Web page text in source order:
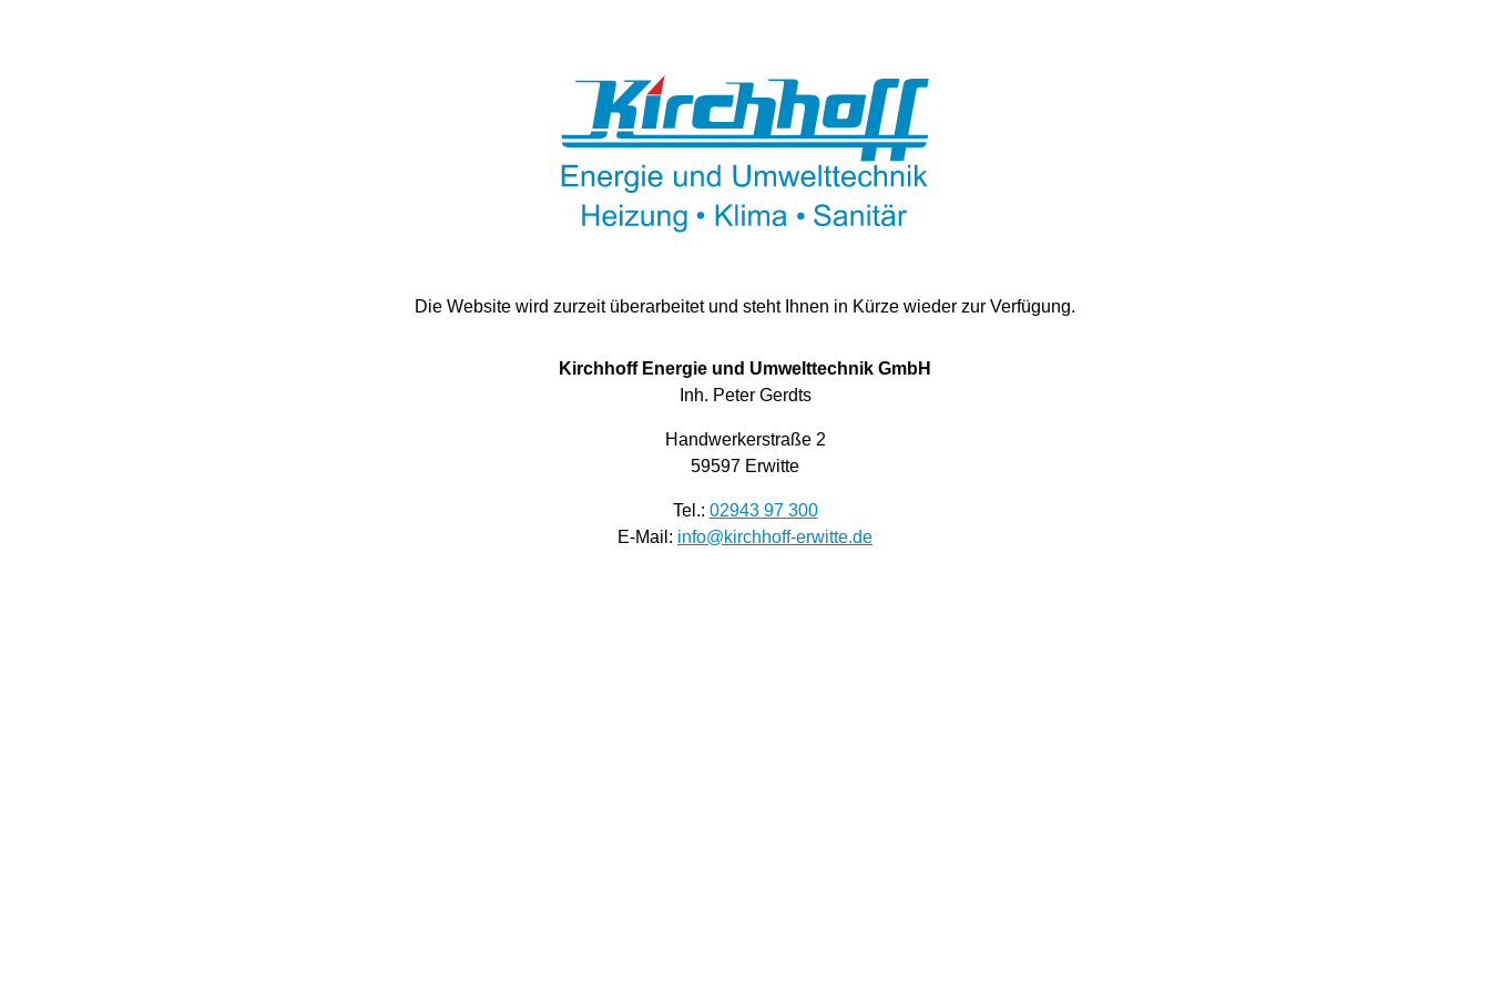
Die Website wird zurzeit überarbeitet und steht Ihnen in Kürze wieder zur Verfügung.
Kirchhoff Energie und Umwelttechnik GmbH
Inh. Peter Gerdts
Handwerkerstraße 2
59597 Erwitte
Tel.: 02943 97 300
E-Mail: info@kirchhoff-erwitte.de